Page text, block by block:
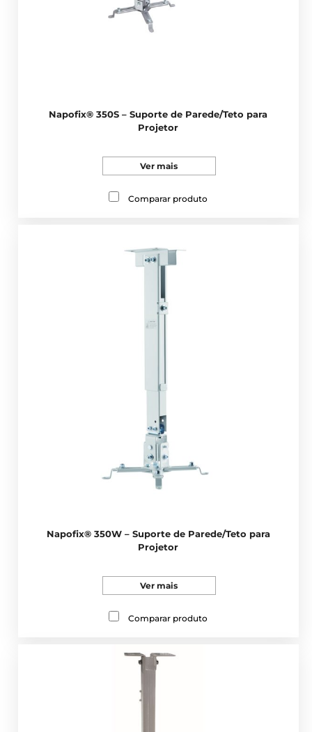
Napofix® 350S – Suporte de Parede/Teto para
Projetor
Ver mais
Comparar produto
Napofix® 350W – Suporte de Parede/Teto para
Projetor
Ver mais
Comparar produto